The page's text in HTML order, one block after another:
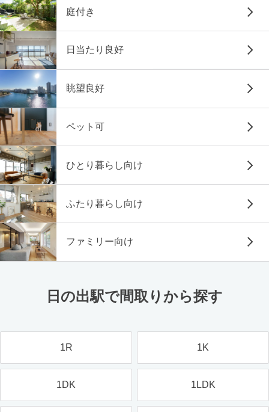
庭付き
日当たり良好
眺望良好
ペット可
ひとり暮らし向け
ふたり暮らし向け
ファミリー向け
日の出駅で間取りから探す
1R 1K
1DK 1LDK